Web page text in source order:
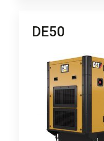
DE50